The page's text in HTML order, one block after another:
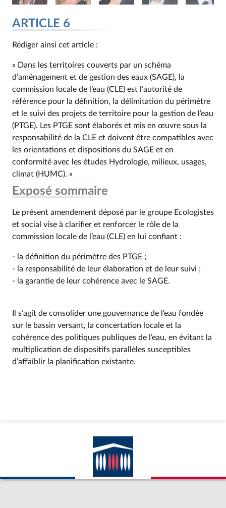
ARTICLE 6
Rédiger ainsi cet article :
« Dans les territoires couverts par un schéma
d’aménagement et de gestion des eaux (SAGE), la
commission locale de l’eau (CLE) est l’autorité de
référence pour la définition, la délimitation du périmètre
et le suivi des projets de territoire pour la gestion de l’eau
(PTGE). Les PTGE sont élaborés et mis en œuvre sous la
responsabilité de la CLE et doivent être compatibles avec
les orientations et dispositions du SAGE et en
conformité avec les études Hydrologie, milieux, usages,
climat (HUMC). »
Exposé sommaire
Le présent amendement déposé par le groupe Ecologistes
et social vise à clarifier et renforcer le rôle de la
commission locale de l’eau (CLE) en lui confiant :
- la définition du périmètre des PTGE ;
- la responsabilité de leur élaboration et de leur suivi ;
- la garantie de leur cohérence avec le SAGE.
Il s’agit de consolider une gouvernance de l’eau fondée
sur le bassin versant, la concertation locale et la
cohérence des politiques publiques de l’eau, en évitant la
multiplication de dispositifs parallèles susceptibles
d’affaiblir la planification existante.